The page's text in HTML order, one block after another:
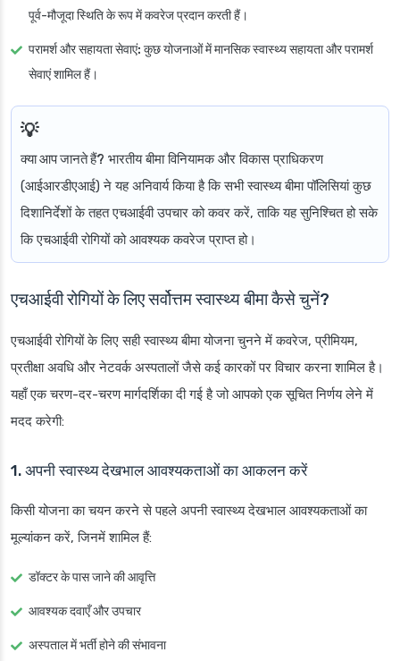
पूर्व-मौजूदा स्थिति के रूप में कवरेज प्रदान करती हैं।
परामर्श और सहायता सेवाएं: कुछ योजनाओं में मानसिक स्वास्थ्य सहायता और परामर्श
सेवाएं शामिल हैं।
क्या आप जानते हैं? भारतीय बीमा विनियामक और विकास प्राधिकरण
(आईआरडीएआई) ने यह अनिवार्य किया है कि सभी स्वास्थ्य बीमा पॉलिसियां कुछ
दिशानिर्देशों के तहत एचआईवी उपचार को कवर करें, ताकि यह सुनिश्चित हो सके
कि एचआईवी रोगियों को आवश्यक कवरेज प्राप्त हो।
एचआईवी रोगियों के लिए सर्वोत्तम स्वास्थ्य बीमा कैसे चुनें?
एचआईवी रोगियों के लिए सही स्वास्थ्य बीमा योजना चुनने में कवरेज, प्रीमियम,
प्रतीक्षा अवधि और नेटवर्क अस्पतालों जैसे कई कारकों पर विचार करना शामिल है।
यहाँ एक चरण-दर-चरण मार्गदर्शिका दी गई है जो आपको एक सूचित निर्णय लेने में
मदद करेगी:
1. अपनी स्वास्थ्य देखभाल आवश्यकताओं का आकलन करें
किसी योजना का चयन करने से पहले अपनी स्वास्थ्य देखभाल आवश्यकताओं का
मूल्यांकन करें, जिनमें शामिल हैं:
डॉक्टर के पास जाने की आवृत्ति
आवश्यक दवाएँ और उपचार
अस्पताल में भर्ती होने की संभावना